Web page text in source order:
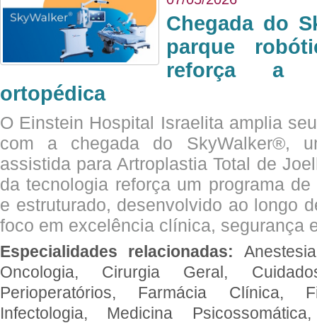
Chegada do
parque
reforça a
ortopédica
O Einstein Hospital Israelita amplia
com a chegada do SkyWalker®,
assistida para Artroplastia Total de
da tecnologia reforça um programa
e estruturado, desenvolvido ao longo
foco em excelência clínica, segurança
Especialidades relacionadas:
Oncologia, Cirurgia Geral,
Perioperatórios, Farmácia Clínica,
Infectologia, Medicina